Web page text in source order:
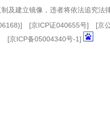
及建立镜像，违者将依法追究法
] [京ICP证040655号] [京
[京ICP备05004340号-1]